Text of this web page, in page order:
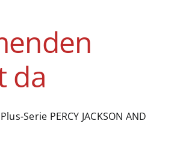
da
Serie PERCY JACKSON AND